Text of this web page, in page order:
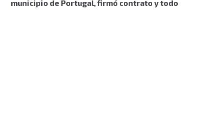
municipio de Portugal, firmó contrato y todo